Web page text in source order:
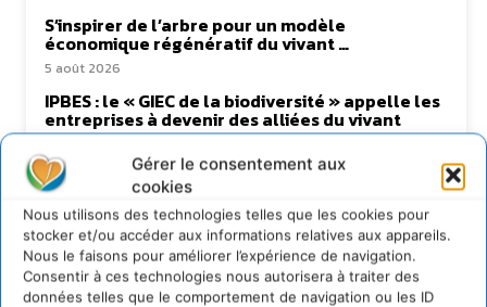
Gérer le consentement aux
cookies
Nous utilisons des technologies telles que les cookies pour
stocker et/ou accéder aux informations relatives aux appareils.
Nous le faisons pour améliorer l’expérience de navigation.
Consentir à ces technologies nous autorisera à traiter des
données telles que le comportement de navigation ou les ID
S’inspirer de l’arbre pour un modèle
économique régénératif du vivant …
5 août 2026
IPBES : le « GIEC de la biodiversité » appelle les
entreprises à devenir des alliées du vivant
Newsletter